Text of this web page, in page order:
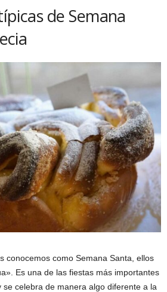
de Semana
conocemos como Semana Santa, ellos
Es una de las fiestas más importantes
celebra de manera algo diferente a la